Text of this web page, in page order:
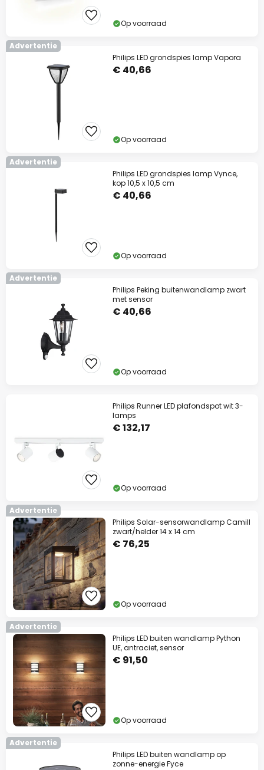
Op voorraad
Advertentie
Philips LED grondspies lamp Vapora
€ 40,66
Op voorraad
Advertentie
Philips LED grondspies lamp Vynce,
kop 10,5 x 10,5 cm
€ 40,66
Op voorraad
Advertentie
Philips Peking buitenwandlamp zwart
met sensor
€ 40,66
Op voorraad
Philips Runner LED plafondspot wit 3-
lamps
€ 132,17
Op voorraad
Advertentie
Philips Solar-sensorwandlamp Camill
zwart/helder 14 x 14 cm
€ 76,25
Op voorraad
Advertentie
Philips LED buiten wandlamp Python
UE, antraciet, sensor
€ 91,50
Op voorraad
Advertentie
Philips LED buiten wandlamp op
zonne-energie Fyce